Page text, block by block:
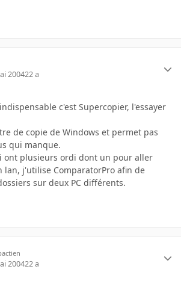
200422 a
c'est Supercopier, l'essayer
de copie de Windows et permet pas
qui manque.
ont plusieurs ordi dont un pour aller
lan, j'utilise ComparatorPro afin de
sur deux PC différents.
200422 a